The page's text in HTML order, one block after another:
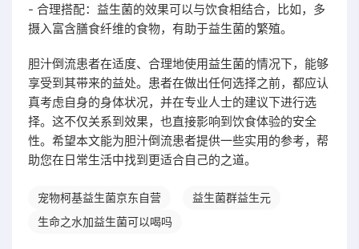
- 合理搭配：益生菌的效果可以与饮食相结合，比如，多
摄入富含膳食纤维的食物，有助于益生菌的繁殖。
胆汁倒流患者在适度、合理地使用益生菌的情况下，能够
享受到其带来的益处。患者在做出任何选择之前，都应认
真考虑自身的身体状况，并在专业人士的建议下进行选
择。这不仅关系到效果，也直接影响到饮食体验的安全
性。希望本文能为胆汁倒流患者提供一些实用的参考，帮
助您在日常生活中找到更适合自己的之道。
宠物柯基益生菌京东自营
益生菌群益生元
生命之水加益生菌可以喝吗